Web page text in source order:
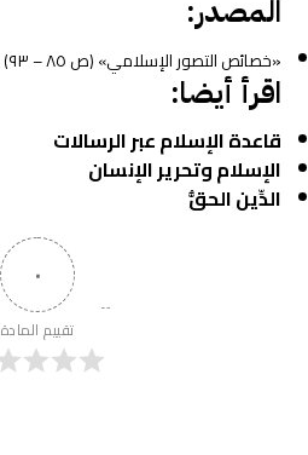
المصدر:
«خصائص التصور الإسلامي» (ص ٨٥ – ٩٣) (باختصار) وتصرف يسيرين.
اقرأ أيضا:
قاعدة الإسلام عبر الرسالات
الإسلام وتحرير الإنسان
الدِّين الحقُّ
٠
تقييم المادة